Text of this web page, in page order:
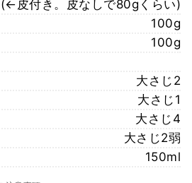
皮付き。皮なしで80gくらい)
100g
100g
大さじ2
大さじ1
大さじ4
大さじ2弱
150ml